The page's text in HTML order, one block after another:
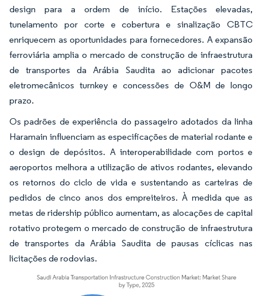
design para a ordem de início. Estações elevadas,
tunelamento por corte e cobertura e sinalização CBTC
enriquecem as oportunidades para fornecedores. A expansão
ferroviária amplia o mercado de construção de infraestrutura
de transportes da Arábia Saudita ao adicionar pacotes
eletromecânicos turnkey e concessões de O&M de longo
prazo.
Os padrões de experiência do passageiro adotados da linha
Haramain influenciam as especificações de material rodante e
o design de depósitos. A interoperabilidade com portos e
aeroportos melhora a utilização de ativos rodantes, elevando
os retornos do ciclo de vida e sustentando as carteiras de
pedidos de cinco anos dos empreiteiros. À medida que as
metas de ridership público aumentam, as alocações de capital
rotativo protegem o mercado de construção de infraestrutura
de transportes da Arábia Saudita de pausas cíclicas nas
licitações de rodovias.